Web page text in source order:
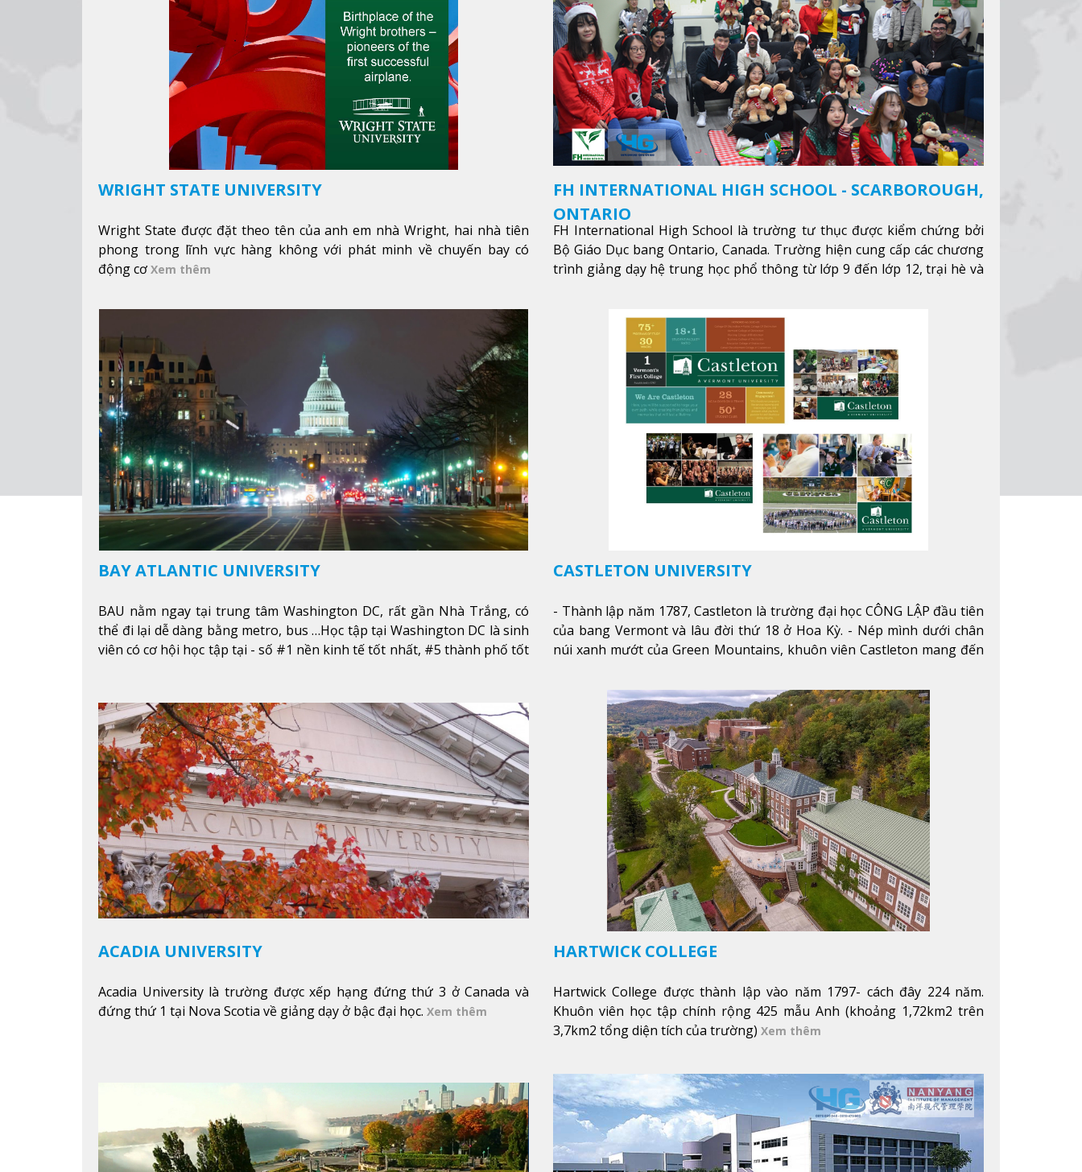
WRIGHT STATE UNIVERSITY
Wright State được đặt theo tên của anh em nhà Wright, hai nhà tiên
phong trong lĩnh vực hàng không với phát minh về chuyến bay có
động cơ Xem thêm
FH INTERNATIONAL HIGH SCHOOL - SCARBOROUGH,
ONTARIO
FH International High School là trường tư thục được kiểm chứng bởi
Bộ Giáo Dục bang Ontario, Canada. Trường hiện cung cấp các chương
trình giảng dạy hệ trung học phổ thông từ lớp 9 đến lớp 12, trại hè và
BAY ATLANTIC UNIVERSITY
BAU nằm ngay tại trung tâm Washington DC, rất gần Nhà Trắng, có
thể đi lại dễ dàng bằng metro, bus …Học tập tại Washington DC là sinh
viên có cơ hội học tập tại - số #1 nền kinh tế tốt nhất, #5 thành phố tốt
CASTLETON UNIVERSITY
- Thành lập năm 1787, Castleton là trường đại học CÔNG LẬP đầu tiên
của bang Vermont và lâu đời thứ 18 ở Hoa Kỳ. - Nép mình dưới chân
núi xanh mướt của Green Mountains, khuôn viên Castleton mang đến
thu phía sườn núi xa xa và chinh phục tuyết rơi trong khu trượt tuyết
của trường, sinh viên có thể thưởng thức vẻ đẹp tự nhiên của Vermont
từ mọi góc trong khuôn viên trường.Xem thêm
ACADIA UNIVERSITY
Acadia University là trường được xếp hạng đứng thứ 3 ở Canada và
đứng thứ 1 tại Nova Scotia về giảng dạy ở bậc đại học. Xem thêm
HARTWICK COLLEGE
Hartwick College được thành lập vào năm 1797- cách đây 224 năm.
Khuôn viên học tập chính rộng 425 mẫu Anh (khoảng 1,72km2 trên
3,7km2 tổng diện tích của trường) Xem thêm